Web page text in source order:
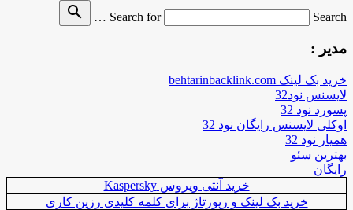
Search for
Search …
search
مدیر :
خرید بک لینک behtarinbacklink.com
لایسنس نود32
پسورد نود 32
اوکلی لایسنس رایگان نود 32
همیار نود 32
بهترین سئو
رایگان
خرید آنتی ویروس Kaspersky
خرید بک لینک و رپورتاژ برای کلمه کلیدی رزین کاری